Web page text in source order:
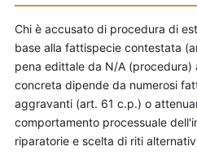
Chi è accusato di procedura di
base alla fattispecie contestata
pena edittale da N/A (procedura)
concreta dipende da numerosi
aggravanti (art. 61 c.p.) o
comportamento processuale
riparatorie e scelta di riti